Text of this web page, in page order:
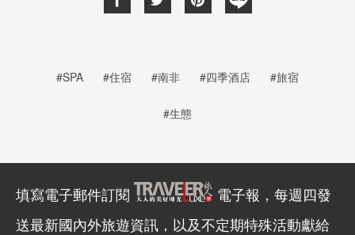
#SPA #住宿 #南非 #四季酒店 #旅宿
#生態
填寫電子郵件訂閱
電子報，每週四發
送最新國內外旅遊資訊，以及不定期特殊活動獻給